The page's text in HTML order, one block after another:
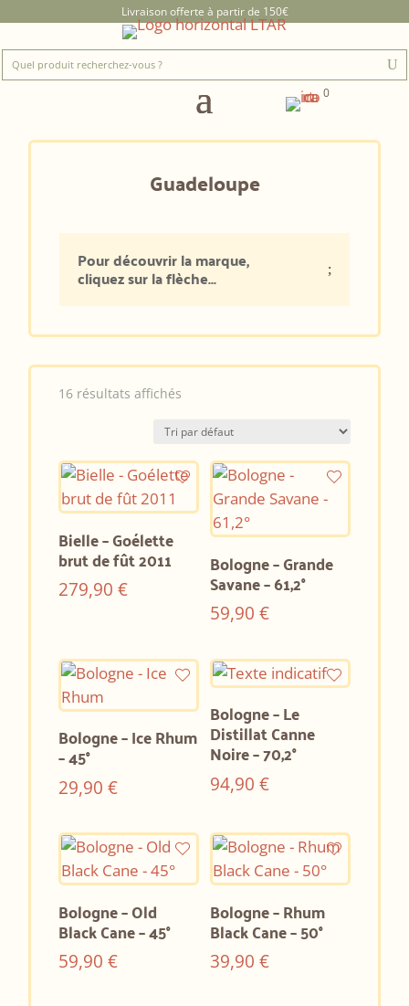
Livraison offerte à partir de 150€
0
Guadeloupe
Pour découvrir la marque,
cliquez sur la flèche...
16 résultats affichés
Bielle – Goélette
brut de fût 2011
279,90€
Bologne – Grande
Savane – 61,2°
59,90€
Bologne – Ice Rhum
– 45°
29,90€
Bologne – Le
Distillat Canne
Noire – 70,2°
94,90€
Bologne – Old
Black Cane – 45°
59,90€
Bologne – Rhum
Black Cane – 50°
39,90€